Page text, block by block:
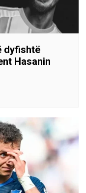
dyfishtë
Hasanin